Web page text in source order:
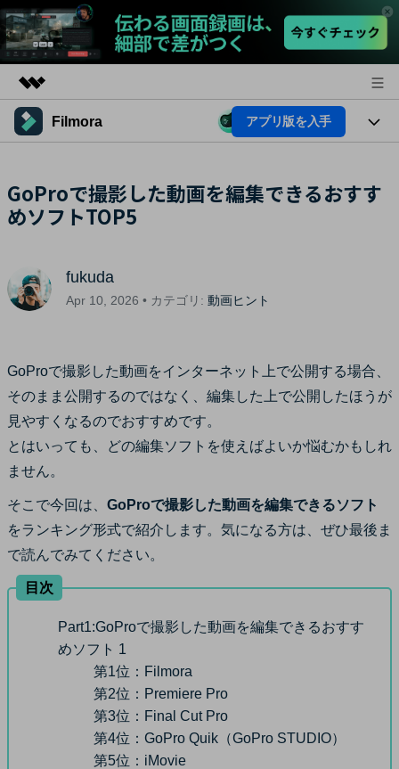
製品
ユーティリティ
概要
ソリューション
企業情報
サポート
Filmora アプリ版を入手
プラットフォーム
AI機能
AIヒント
活用法
Filmoraのユーザー層
動画編集のコツ
サポート
サポート
カスタマーサポート
購入する ログイン
検索
GoProで撮影した動画を編集できるおすす
めソフトTOP5
fukuda
Apr 10, 2026 • カテゴリ: 動画ヒント
GoProで撮影した動画をインターネット上で公開する場合、
そのまま公開するのではなく、編集した上で公開したほうが
見やすくなるのでおすすめです。
とはいっても、どの編集ソフトを使えばよいか悩むかもしれ
ません。
そこで今回は、 GoProで撮影した動画を編集できるソフト
をランキング形式で紹介します。気になる方は、ぜひ最後ま
で読んでみてください。
目次
Part1:GoProで撮影した動画を編集できるおすす
めソフト 1
第1位： Filmora
第2位： Premiere Pro
第3位： Final Cut Pro
第4位： GoPro Quik（GoPro STUDIO）
第5位： iMovie